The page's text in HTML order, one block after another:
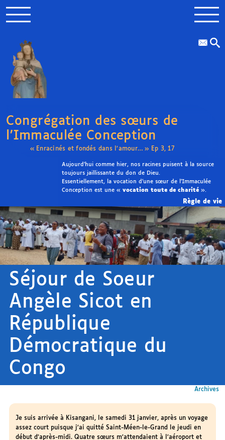
Congrégation des sœurs de
l’Immaculée Conception
« Enracinés et fondés dans l’amour… » Ep 3, 17
Règle de vie
Aujourd’hui comme hier, nos racines puisent à la source
toujours jaillissante du don de Dieu.
Essentiellement, la vocation d’une sœur de l’Immaculée
Conception est une « vocation toute de charité».
Séjour de Soeur
Angèle Sicot en
République
Démocratique du
Congo
Archives
Je suis arrivée à Kisangani, le samedi 31 janvier, après un voyage
assez court puisque j’ai quitté Saint-Méen-le-Grand le jeudi en
début d’après-midi. Quatre sœurs m’attendaient à l’aéroport et